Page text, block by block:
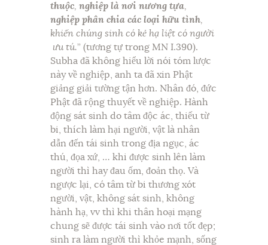
thuộc nghiệp là nơi nương tựa
nghiệp phân chia các loại hữu tình
khiến chúng sinh có kẻ hạ liệt có người
ưu tú.” (tương tự trong MN I.390).
Subha đã không hiểu lời nói tóm lược
này về nghiệp, anh ta đã xin Phật
giảng giải tường tận hơn. Nhân đó, đức
Phật đã rộng thuyết về nghiệp. Hành
động sát sinh do tâm độc ác, thiếu từ
bi, thích làm hại người, vật là nhân
dẫn đến tái sinh trong địa ngục, ác
thú, đọa xứ, … khi được sinh lên làm
người thì hay đau ốm, đoản thọ. Và
ngược lại, có tâm từ bi thương xót
người, vật, không sát sinh, không
hành hạ, vv thì khi thân hoại mạng
chung sẽ được tái sinh vào nơi tốt đẹp;
sinh ra làm người thì khỏe mạnh, sống